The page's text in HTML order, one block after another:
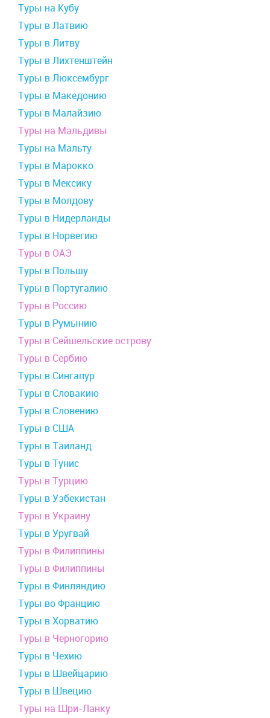
Туры на Кубу
Туры в Латвию
Туры в Литву
Туры в Лихтенштейн
Туры в Люксембург
Туры в Македонию
Туры в Малайзию
Туры на Мальдивы
Туры на Мальту
Туры в Марокко
Туры в Мексику
Туры в Молдову
Туры в Нидерланды
Туры в Норвегию
Туры в ОАЭ
Туры в Польшу
Туры в Португалию
Туры в Россию
Туры в Румынию
Туры в Сейшельские острову
Туры в Сербию
Туры в Сингапур
Туры в Словакию
Туры в Словению
Туры в США
Туры в Таиланд
Туры в Тунис
Туры в Турцию
Туры в Узбекистан
Туры в Украину
Туры в Уругвай
Туры в Филиппины
Туры в Филиппины
Туры в Финляндию
Туры во Францию
Туры в Хорватию
Туры в Черногорию
Туры в Чехию
Туры в Швейцарию
Туры в Швецию
Туры на Шри-Ланку